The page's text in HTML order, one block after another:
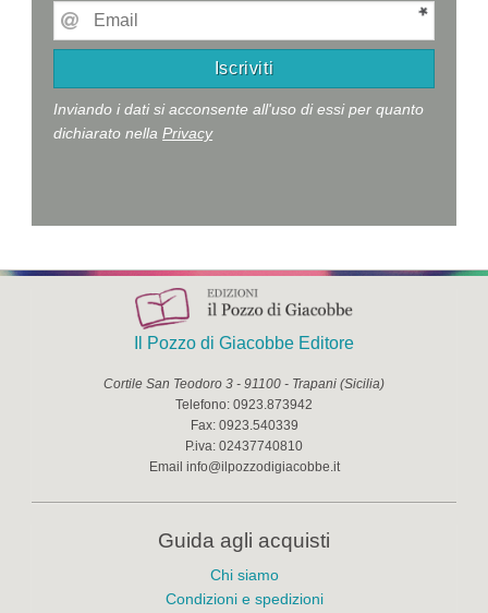
Inviando i dati si acconsente all'uso di essi per quanto
dichiarato nellaPrivacy
Il Pozzo di Giacobbe Editore
Cortile San Teodoro 3 - 91100 - Trapani (Sicilia)
Telefono: 0923.873942
Fax: 0923.540339
P.iva: 02437740810
Email info@ilpozzodigiacobbe.it
Guida agli acquisti
Chi siamo
Condizioni e spedizioni